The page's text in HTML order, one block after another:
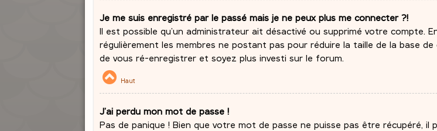
Je me suis enregistré par le passé mais je ne peux plus me connecter ?!
Il est possible qu’un administrateur ait désactivé ou supprimé votre compte.
régulièrement les membres ne postant pas pour réduire la taille de la base
de vous ré-enregistrer et soyez plus investi sur le forum.
Haut
J’ai perdu mon mot de passe !
Pas de panique ! Bien que votre mot de passe ne puisse pas être récupéré,